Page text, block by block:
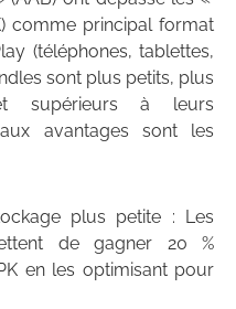
comme principal format
(téléphones, tablettes,
sont plus petits, plus
supérieurs à leurs
avantages sont les
plus petite : Les
de gagner 20 %
en les optimisant pour